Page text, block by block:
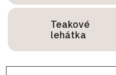
Teakové
lehátka